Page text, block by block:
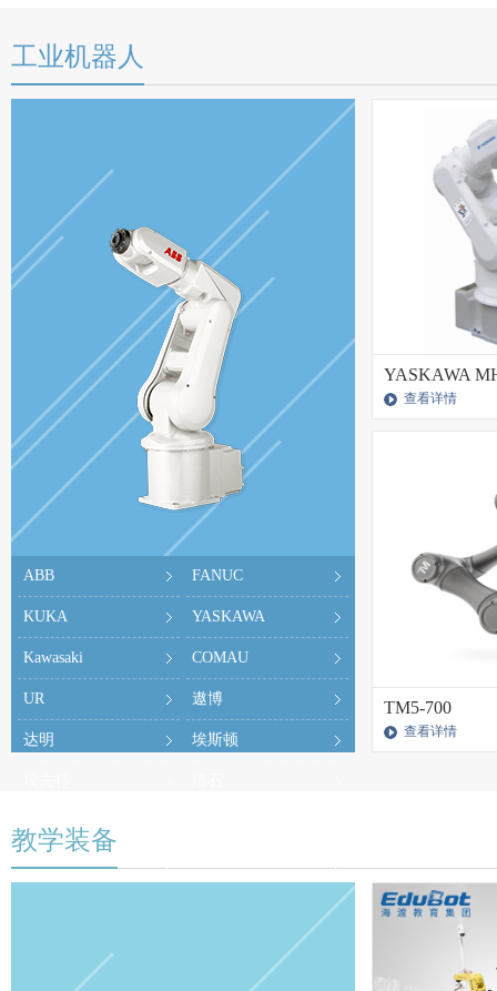
工业机器人
ABB FANUC
KUKA YASKAWA
Kawasaki COMAU
UR 遨博
达明 埃斯顿
汇川
YASKAWA
查看详情
TM5-700
查看详情
教学装备